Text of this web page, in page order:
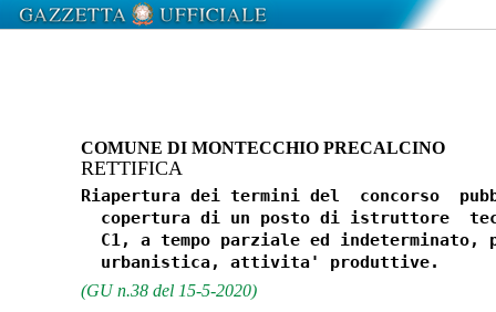
COMUNE DI MONTECCHIO PRECALCINO
RETTIFICA
Riapertura dei termini del  concorso
copertura di un posto di istruttore
C1, a tempo parziale ed indeterminato,
(GU n.38 del 15-5-2020)